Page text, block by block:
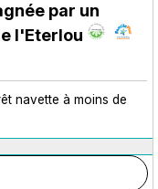
par un
l'Eterlou
navette à moins de